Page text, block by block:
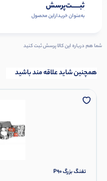
ثبـــــت‌پرسش
به‌عنوان ‌خریدار‌این‌ محصول
شما هم درباره این کالا پرسش ثبت کنید
همچنین شاید علاقه مند باشید
تفنگ بزرگ P90